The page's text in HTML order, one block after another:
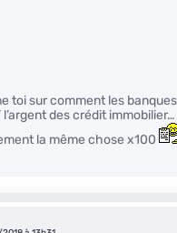
toi sur comment les
l’argent des crédit
la même chose x100